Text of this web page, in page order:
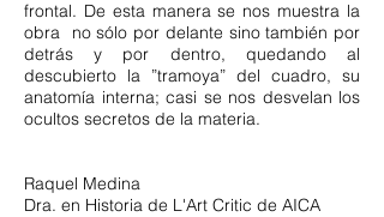
frontal. De esta manera se nos muestra la
obra no sólo por delante sino también por
detrás y por dentro, quedando al
descubierto la ”tramoya” del cuadro, su
anatomía interna; casi se nos desvelan los
ocultos secretos de la materia.
Raquel Medina
Dra. en Historia de L'Art Critic de AICA